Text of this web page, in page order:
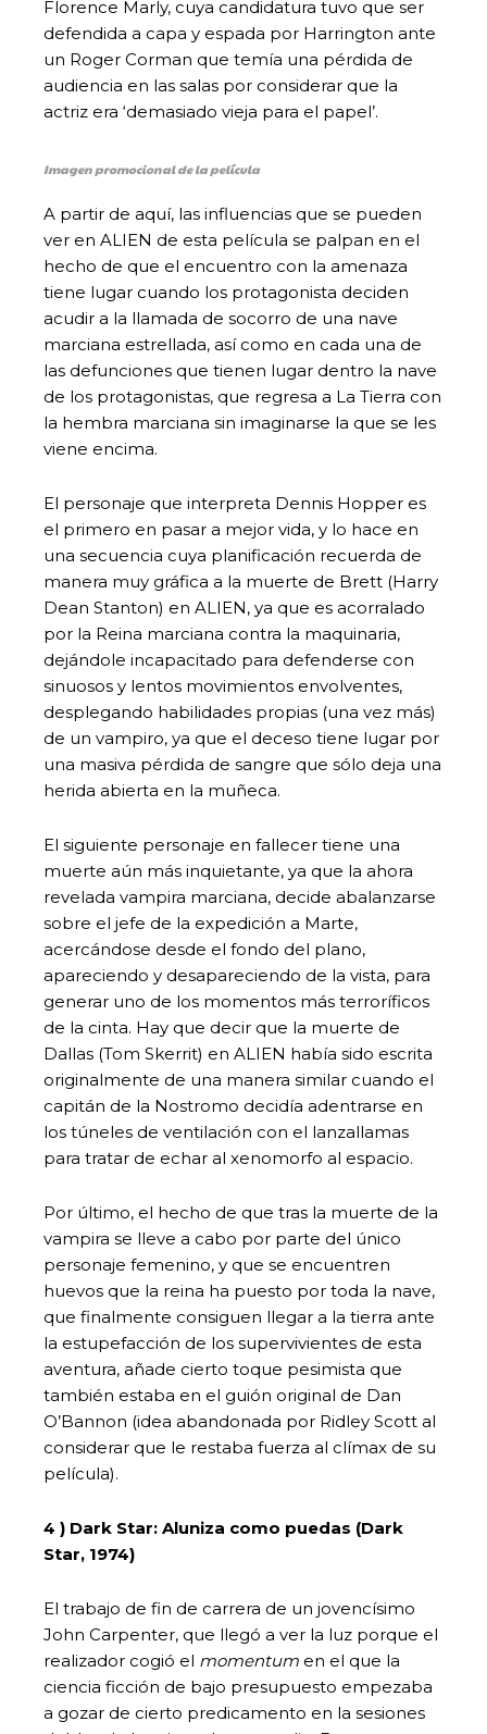
Florence Marly, cuya candidatura tuvo que ser
defendida a capa y espada por Harrington ante
un Roger Corman que temía una pérdida de
audiencia en las salas por considerar que la
actriz era ‘demasiado vieja para el papel’.
Imagen promocional de la película
A partir de aquí, las influencias que se pueden
ver en ALIEN de esta película se palpan en el
hecho de que el encuentro con la amenaza
tiene lugar cuando los protagonista deciden
acudir a la llamada de socorro de una nave
marciana estrellada, así como en cada una de
las defunciones que tienen lugar dentro la nave
de los protagonistas, que regresa a La Tierra con
la hembra marciana sin imaginarse la que se les
viene encima.
El personaje que interpreta Dennis Hopper es
el primero en pasar a mejor vida, y lo hace en
una secuencia cuya planificación recuerda de
manera muy gráfica a la muerte de Brett (Harry
Dean Stanton) en ALIEN, ya que es acorralado
por la Reina marciana contra la maquinaria,
dejándole incapacitado para defenderse con
sinuosos y lentos movimientos envolventes,
desplegando habilidades propias (una vez más)
de un vampiro, ya que el deceso tiene lugar por
una masiva pérdida de sangre que sólo deja una
herida abierta en la muñeca.
El siguiente personaje en fallecer tiene una
muerte aún más inquietante, ya que la ahora
revelada vampira marciana, decide abalanzarse
sobre el jefe de la expedición a Marte,
acercándose desde el fondo del plano,
apareciendo y desapareciendo de la vista, para
generar uno de los momentos más terroríficos
de la cinta. Hay que decir que la muerte de
Dallas (Tom Skerrit) en ALIEN había sido escrita
originalmente de una manera similar cuando el
capitán de la Nostromo decidía adentrarse en
los túneles de ventilación con el lanzallamas
para tratar de echar al xenomorfo al espacio.
Por último, el hecho de que tras la muerte de la
vampira se lleve a cabo por parte del único
personaje femenino, y que se encuentren
huevos que la reina ha puesto por toda la nave,
que finalmente consiguen llegar a la tierra ante
la estupefacción de los supervivientes de esta
aventura, añade cierto toque pesimista que
también estaba en el guión original de Dan
O’Bannon (idea abandonada por Ridley Scott al
considerar que le restaba fuerza al clímax de su
película).
4 ) Dark Star: Aluniza como puedas (Dark
Star, 1974)
El trabajo de fin de carrera de un jovencísimo
John Carpenter, que llegó a ver la luz porque el
realizador cogió el momentum en el que la
ciencia ficción de bajo presupuesto empezaba
a gozar de cierto predicamento en la sesiones